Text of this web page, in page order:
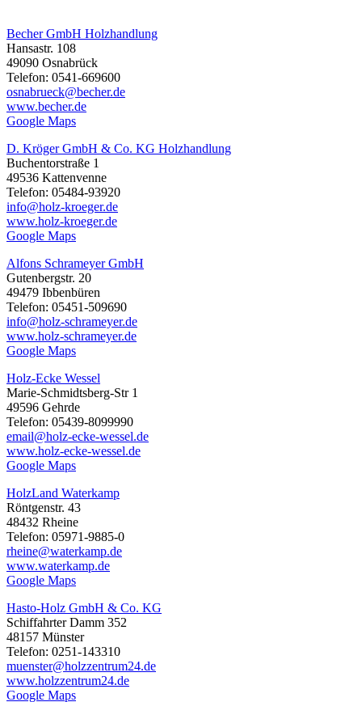
Becher GmbH Holzhandlung
Hansastr. 108
49090 Osnabrück
Telefon: 0541-669600
osnabrueck@becher.de
www.becher.de
Google Maps
D. Kröger GmbH & Co. KG Holzhandlung
Buchentorstraße 1
49536 Kattenvenne
Telefon: 05484-93920
info@holz-kroeger.de
www.holz-kroeger.de
Google Maps
Alfons Schrameyer GmbH
Gutenbergstr. 20
49479 Ibbenbüren
Telefon: 05451-509690
info@holz-schrameyer.de
www.holz-schrameyer.de
Google Maps
Holz-Ecke Wessel
Marie-Schmidtsberg-Str 1
49596 Gehrde
Telefon: 05439-8099990
email@holz-ecke-wessel.de
www.holz-ecke-wessel.de
Google Maps
HolzLand Waterkamp
Röntgenstr. 43
48432 Rheine
Telefon: 05971-9885-0
rheine@waterkamp.de
www.waterkamp.de
Google Maps
Hasto-Holz GmbH & Co. KG
Schiffahrter Damm 352
48157 Münster
Telefon: 0251-143310
muenster@holzzentrum24.de
www.holzzentrum24.de
Google Maps